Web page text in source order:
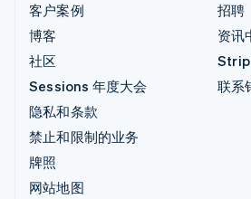
客户案例
博客
社区
Sessions 年度大会
隐私和条款
禁止和限制的业务
牌照
网站地图
招聘
资讯
联系